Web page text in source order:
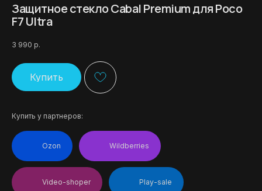
Защитное стекло Cabal Premium для Poco
F7 Ultra
3 990 р.
Купить
Купить у партнеров:
Ozon Wildberries
Video-shoper Play-sale